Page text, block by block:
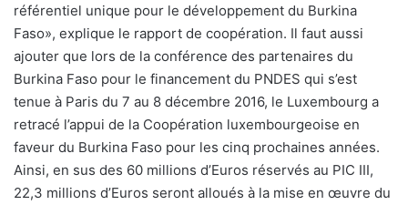
référentiel unique pour le développement du Burkina
Faso», explique le rapport de coopération. Il faut aussi
ajouter que lors de la conférence des partenaires du
Burkina Faso pour le financement du PNDES qui s’est
tenue à Paris du 7 au 8 décembre 2016, le Luxembourg a
retracé l’appui de la Coopération luxembourgeoise en
faveur du Burkina Faso pour les cinq prochaines années.
Ainsi, en sus des 60 millions d’Euros réservés au PIC III,
22,3 millions d’Euros seront alloués à la mise en œuvre du